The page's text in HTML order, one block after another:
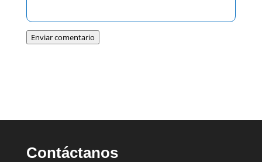
Enviar comentario
Contáctanos